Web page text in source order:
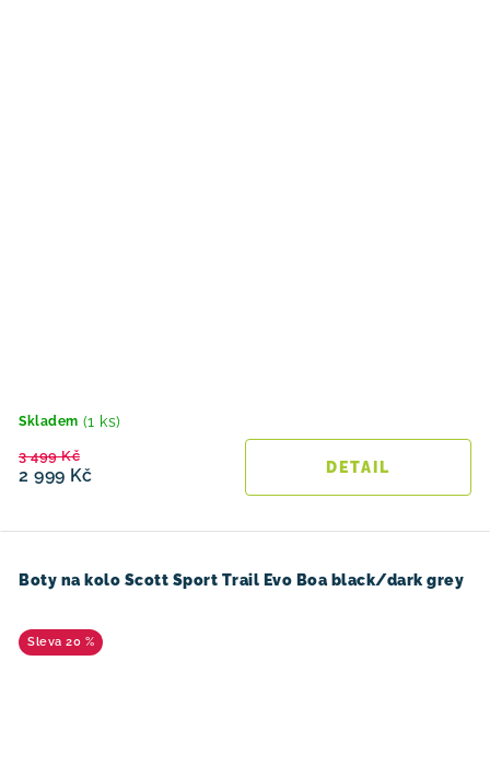
Skladem (1 ks)
2 999 Kč
3 499 Kč
Boty na kolo Scott Sport Trail Evo Boa black/dark grey
20 %